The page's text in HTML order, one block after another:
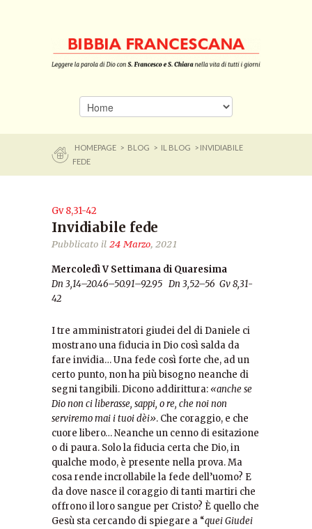
HOMEPAGE > BLOG > IL BLOG
> INVIDIABILE
FEDE
Gv 8,31-42
Invidiabile fede
Pubblicato il 24 Marzo, 2021
Mercoledì V Settimana di Quaresima
Dn 3,14–20.46–50.91–92.95 Dn 3,52–56 Gv 8,31-
42
I tre amministratori giudei del di Daniele ci
mostrano una fiducia in Dio così salda da
fare invidia… Una fede così forte che, ad un
certo punto, non ha più bisogno neanche di
segni tangibili. Dicono addirittura:«anche se
Dio non ci liberasse, sappi, o re, che noi non
serviremo mai i tuoi dèi». Che coraggio, e che
cuore libero… Neanche un cenno di esitazione
o di paura. Solo la fiducia certa che Dio, in
qualche modo, è presente nella prova. Ma
cosa rende incrollabile la fede dell’uomo? E
da dove nasce il coraggio di tanti martiri che
offrono il loro sangue per Cristo? È quello che
Gesù sta cercando di spiegare a “quei Giudei